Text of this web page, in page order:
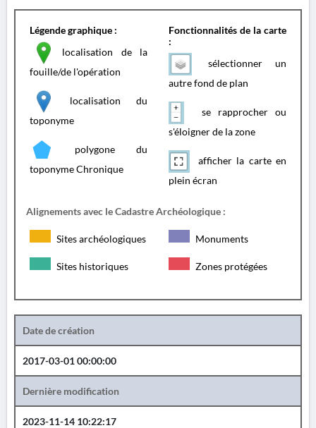
Légende graphique :
localisation de la
fouille/de l'opération
localisation du
toponyme
polygone du
toponyme Chronique
Fonctionnalités de la carte
:
sélectionner un
autre fond de plan
se rapprocher ou
s'éloigner de la zone
afficher la carte en
plein écran
Alignements avec le Cadastre Archéologique :
Sites archéologiques Monuments
Sites historiques Zones protégées
Date de création
2017-03-01 00:00:00
Dernière modification
2023-11-14 10:22:17